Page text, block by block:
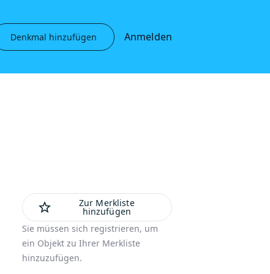
Denkmal hinzufügen Anmelden
star_outline Zur Merkliste
hinzufügen
Sie müssen sich registrieren, um
ein Objekt zu Ihrer Merkliste
hinzuzufügen.